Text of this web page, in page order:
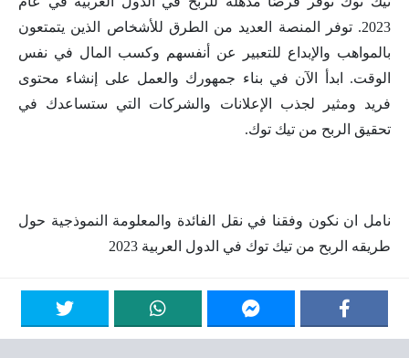
2023. توفر المنصة العديد من الطرق للأشخاص الذين يتمتعون
بالمواهب والإبداع للتعبير عن أنفسهم وكسب المال في نفس
الوقت. ابدأ الآن في بناء جمهورك والعمل على إنشاء محتوى
فريد ومثير لجذب الإعلانات والشركات التي ستساعدك في
تحقيق الربح من تيك توك.
نامل ان نكون وفقنا في نقل الفائدة والمعلومة النموذجية حول
طريقه الربح من تيك توك في الدول العربية 2023